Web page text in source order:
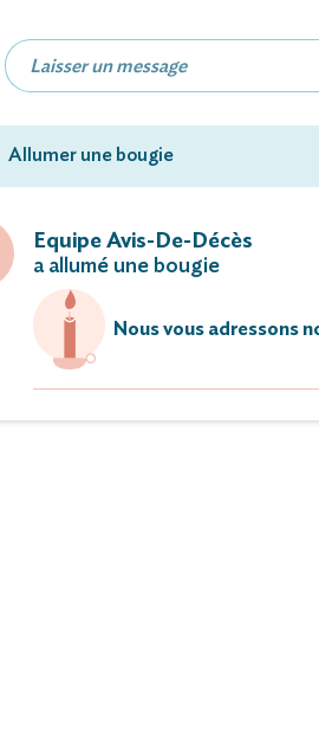
Allumer une bougie
Equipe Avis-De-Décès
a allumé une bougie
Nous vous adressons